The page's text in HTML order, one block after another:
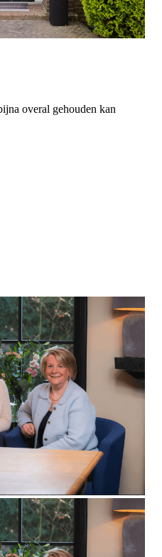
overal gehouden kan